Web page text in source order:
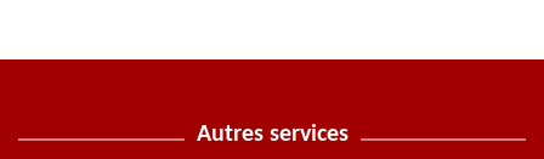
Autres services